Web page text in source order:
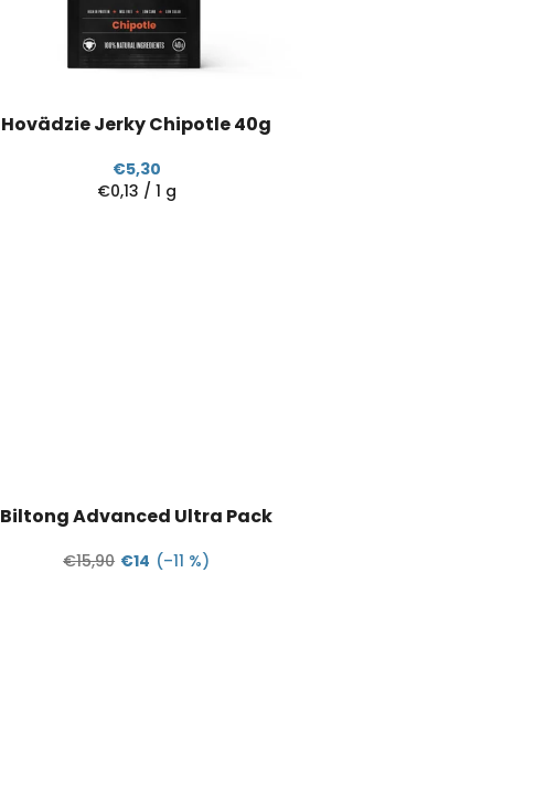
Hovädzie Jerky Chipotle 40g
€5,30
Jednotková
€0,13 / 1 g
Biltong Advanced Ultra Pack
€15,90 €14 (–11 %)